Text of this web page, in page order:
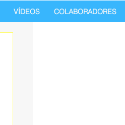
VÍDEOS COLABORADORES